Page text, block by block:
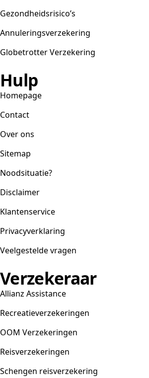
Gezondheidsrisico’s
Annuleringsverzekering
Globetrotter Verzekering
Hulp
Homepage
Contact
Over ons
Sitemap
Noodsituatie?
Disclaimer
Klantenservice
Privacyverklaring
Veelgestelde vragen
Verzekeraar
Allianz Assistance
Recreatieverzekeringen
OOM Verzekeringen
Reisverzekeringen
Schengen reisverzekering